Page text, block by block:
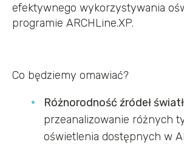
efektywnego wykorzystywania
programie ARCHLine.XP.
Co będziemy omawiać?
Różnorodność źródeł
przeanalizowanie różnych
oświetlenia dostępnych w